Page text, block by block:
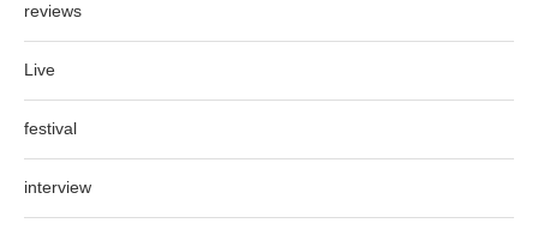
reviews
Live
festival
interview